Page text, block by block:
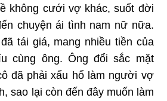
không cưới vợ khác, suốt đời
chuyện ái tình nam nữ nữa.
tái giá, mang nhiều tiền của
cùng ông. Ông đổi sắc mặt
đã phải xấu hổ làm người vợ
sao lại còn đến đây muốn làm